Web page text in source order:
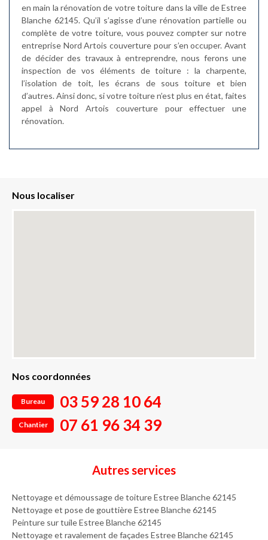
en main la rénovation de votre toiture dans la ville de Estree
Blanche 62145. Qu’il s’agisse d’une rénovation partielle ou
complète de votre toiture, vous pouvez compter sur notre
entreprise Nord Artois couverture pour s’en occuper. Avant
de décider des travaux à entreprendre, nous ferons une
inspection de vos éléments de toiture : la charpente,
l’isolation de toit, les écrans de sous toiture et bien
d’autres. Ainsi donc, si votre toiture n’est plus en état, faites
appel à Nord Artois couverture pour effectuer une
rénovation.
Nous localiser
Nos coordonnées
Bureau 03 59 28 10 64
Chantier 07 61 96 34 39
Autres services
Nettoyage et démoussage de toiture Estree Blanche 62145
Nettoyage et pose de gouttière Estree Blanche 62145
Peinture sur tuile Estree Blanche 62145
Nettoyage et ravalement de façades Estree Blanche 62145